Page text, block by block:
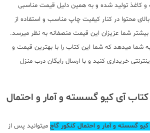
و کاغذ تولید شده و به همین دلیل قیمت مناسبی
محتوا در کنار کیفیت چاپ مناسب و استفاده از
بیشتر شما عزیزان این قیمت منصفانه به نظر میرسد.
شما میدهد که شما این کتاب را با بهترین قیمت و
خریداری کنید و با ارسال رایگان درب منزل
دانلود رایگان pdf کتاب آی کیو گسسته و آمار و احتمال
کیو گسسته و آمار و احتمال کنکور گاج میتوانید پس از